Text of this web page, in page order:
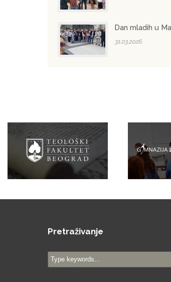
Dan mladih u
31.03.2026.
Pretraživanje